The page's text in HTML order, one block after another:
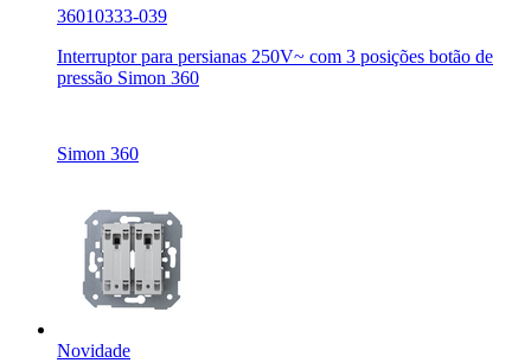
36010333-039
Interruptor para persianas 250V~ com 3 posições botão de
pressão Simon 360
Simon 360
Novidade